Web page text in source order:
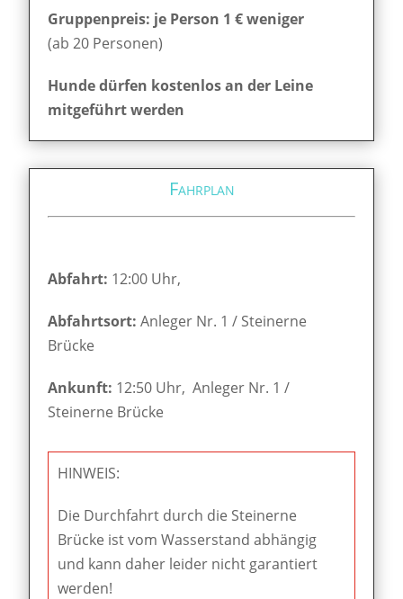
Gruppenpreis: je Person 1 € weniger
(ab 20 Personen)
Hunde dürfen kostenlos an der Leine
mitgeführt werden
Fahrplan
Abfahrt: 12:00 Uhr,
Abfahrtsort:Anleger Nr. 1 / Steinerne
Brücke
Ankunft: 12:50 Uhr, Anleger Nr. 1 /
Steinerne Brücke
HINWEIS:
Die Durchfahrt durch die Steinerne
Brücke ist vom Wasserstand abhängig
und kann daher leider nicht garantiert
werden!